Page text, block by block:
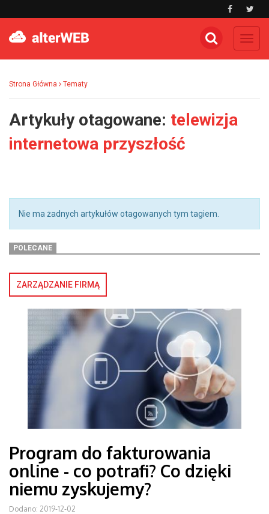
Strona Główna Tematy
Artykuły otagowane: telewizja
internetowa przyszłość
Nie ma żadnych artykułów otagowanych tym tagiem.
POLECANE
ZARZĄDZANIE FIRMĄ
Program do fakturowania
online - co potrafi? Co dzięki
niemu zyskujemy?
Dodano: 2019-12-02